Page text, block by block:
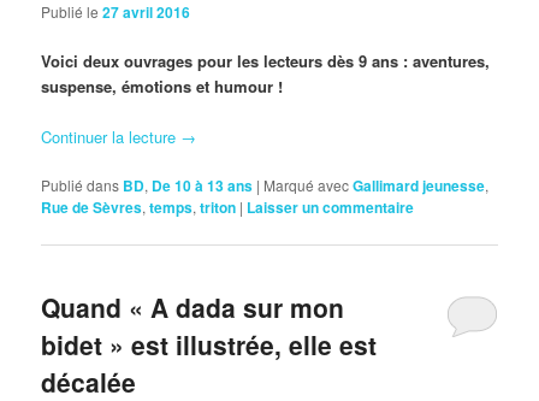
Publié le27 avril 2016
Voici deux ouvrages pour les lecteurs dès 9 ans : aventures,
suspense, émotions et humour !
Continuer la lecture →
Publié dans BD, De 10 à 13 ans | Marqué avecGallimard jeunesse,
Rue de Sèvres,temps,triton | Laisser un commentaire
Quand « A dada sur mon
bidet » est illustrée, elle est
décalée